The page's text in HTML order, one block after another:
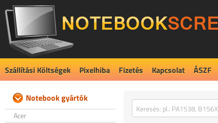
Szállítási Költségek Pixelhiba Fizetés Kapcsolat ÁSZF
Notebook gyártók
Acer